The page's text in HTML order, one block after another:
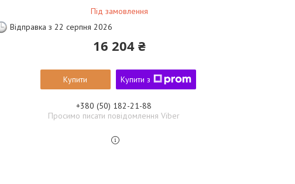
Під замовлення
Відправка з 22 серпня 2026
16 204 ₴
Купити Купити з
+380 (50) 182-21-88
Просимо писати повідомлення Viber